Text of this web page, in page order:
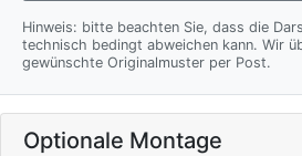
Hinweis: bitte beachten Sie, dass die
technisch bedingt abweichen kann. Wir übersenden Ihnen gern das
gewünschte Originalmuster per Post.
Optionale Montage